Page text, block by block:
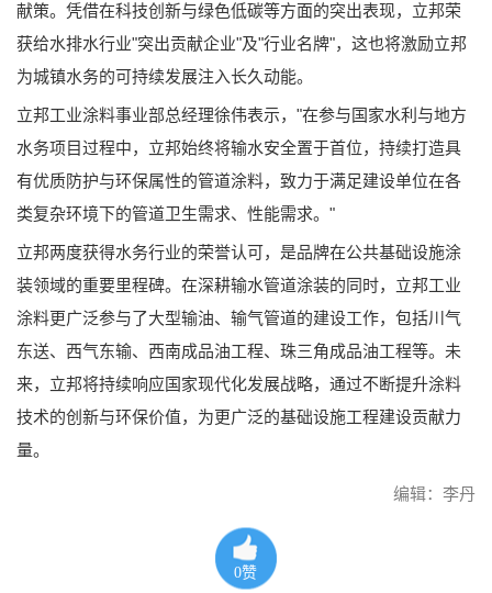
献策。凭借在科技创新与绿色低碳等方面的突出表现，立邦荣
获给水排水行业"突出贡献企业"及"行业名牌"，这也将激励立邦
为城镇水务的可持续发展注入长久动能。
立邦工业涂料事业部总经理徐伟表示，"在参与国家水利与地方
水务项目过程中，立邦始终将输水安全置于首位，持续打造具
有优质防护与环保属性的管道涂料，致力于满足建设单位在各
类复杂环境下的管道卫生需求、性能需求。"
立邦两度获得水务行业的荣誉认可，是品牌在公共基础设施涂
装领域的重要里程碑。在深耕输水管道涂装的同时，立邦工业
涂料更广泛参与了大型输油、输气管道的建设工作，包括川气
东送、西气东输、西南成品油工程、珠三角成品油工程等。未
来，立邦将持续响应国家现代化发展战略，通过不断提升涂料
技术的创新与环保价值，为更广泛的基础设施工程建设贡献力
量。
编辑：李丹
0赞